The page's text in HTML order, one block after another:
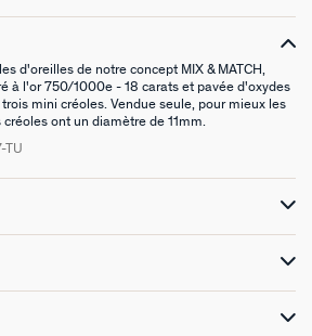
d'oreilles de notre concept MIX & MATCH,
à l'or 750/1000e - 18 carats et pavée d'oxydes
mini créoles. Vendue seule, pour mieux les
ont un diamètre de 11mm.
TU